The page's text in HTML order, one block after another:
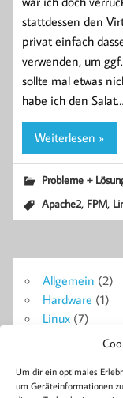
Um dir ein optimales
um Geräteinformationen
stattdessen den
privat einfach
verwenden, um
sollte mal etwas
habe ich den Salat…
Weiterlesen »
Probleme +
Apache2, FPM,
Allgemein (2)
Hardware (1)
Linux (7)
Probleme +
WordPress(4)